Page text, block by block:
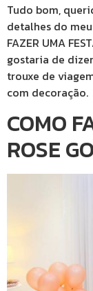
Tudo bom,
detalhes do
FAZER UMA
gostaria de
trouxe de
com decoração.
COMO
ROSE